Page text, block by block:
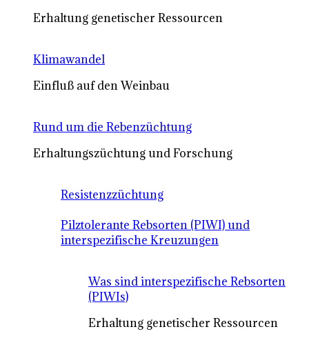
Erhaltung genetischer Ressourcen
Klimawandel
Einfluß auf den Weinbau
Rund um die Rebenzüchtung
Erhaltungszüchtung und Forschung
Resistenzzüchtung
Pilztolerante Rebsorten (PIWI) und
interspezifische Kreuzungen
Was sind interspezifische Rebsorten
(PIWIs)
Erhaltung genetischer Ressourcen